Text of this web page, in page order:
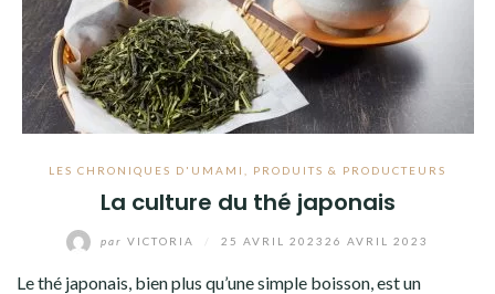
LES CHRONIQUES D'UMAMI PRODUITS & PRODUCTEURS
La culture du thé japonais
par VICTORIA 25 AVRIL 2023 26 AVRIL 2023
Le thé japonais, bien plus qu’une simple boisson, est un